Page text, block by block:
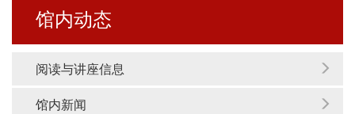
馆内动态
阅读与讲座信息
馆内新闻